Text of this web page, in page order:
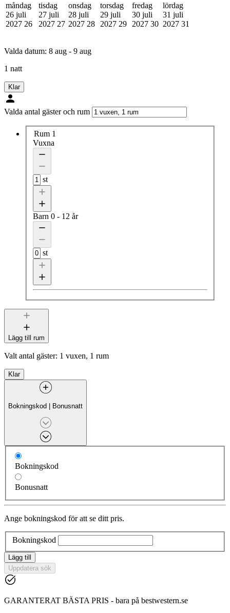
måndag
26 juli
2027 26
tisdag
27 juli
2027 27
onsdag
28 juli
2027 28
torsdag
29 juli
2027 29
fredag
30 juli
2027 30
lördag
31 juli
2027 31
Valda datum: 8 aug - 9 aug
1 natt
Klar
Valda antal gäster och rum
Rum 1
Vuxna
st
Barn 0 - 12 år
st
Lägg till rum
Valt antal gäster: 1 vuxen, 1 rum
Klar
Bokningskod | Bonusnatt
Bokningskod
Bonusnatt
Ange bokningskod för att se ditt pris.
Bokningskod
Lägg till
Uppdatera sök
GARANTERAT BÄSTA PRIS - bara på bestwestern.se